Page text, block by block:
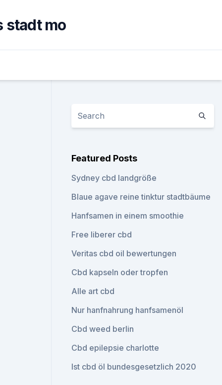
stadt mo
Featured Posts
Sydney cbd landgröße
Blaue agave reine tinktur stadtbäume
Hanfsamen in einem smoothie
Free liberer cbd
Veritas cbd oil bewertungen
Cbd kapseln oder tropfen
Alle art cbd
Nur hanfnahrung hanfsamenöl
Cbd weed berlin
Cbd epilepsie charlotte
Ist cbd öl bundesgesetzlich 2020